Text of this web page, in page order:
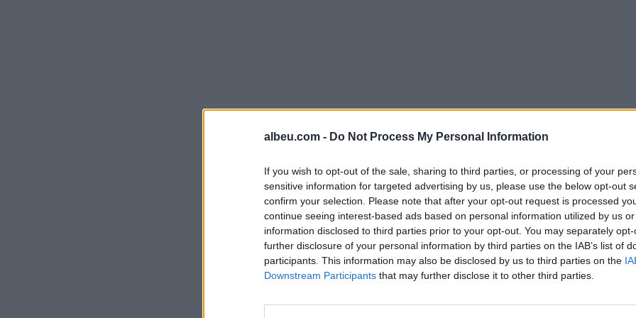
albeu.com - Do Not Process My Personal Information
If you wish to opt-out of the sale, sharing to third parties, or processing of your
sensitive information for targeted advertising by us, please use the below opt-out
confirm your selection. Please note that after your opt-out request is processed
continue seeing interest-based ads based on personal information utilized by us
information disclosed to third parties prior to your opt-out. You may separately
further disclosure of your personal information by third parties on the IAB’s list of
participants. This information may also be disclosed by us to third parties on the
Downstream Participants that may further disclose it to other third parties.